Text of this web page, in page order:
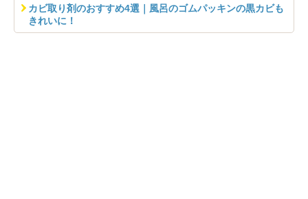
カビ取り剤のおすすめ4選｜風呂のゴムパッキンの黒カビも
きれいに！